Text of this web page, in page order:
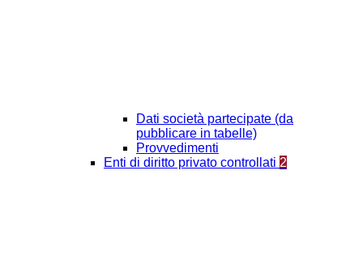
Dati società partecipate (da
pubblicare in tabelle)
Provvedimenti
Enti di diritto privato controllati 2